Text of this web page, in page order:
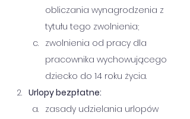
obliczania wynagrodzenia z
tytułu tego zwolnienia;
zwolnienia od pracy dla
pracownika wychowującego
dziecko do 14 roku życia.
Urlopy bezpłatne:
zasady udzielania urlopów